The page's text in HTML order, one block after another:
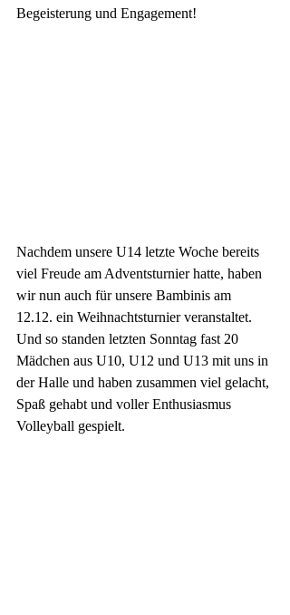
Begeisterung und Engagement!
Nachdem unsere U14 letzte Woche bereits
viel Freude am Adventsturnier hatte, haben
wir nun auch für unsere Bambinis am
12.12. ein Weihnachtsturnier veranstaltet.
Und so standen letzten Sonntag fast 20
Mädchen aus U10, U12 und U13 mit uns in
der Halle und haben zusammen viel gelacht,
Spaß gehabt und voller Enthusiasmus
Volleyball gespielt.